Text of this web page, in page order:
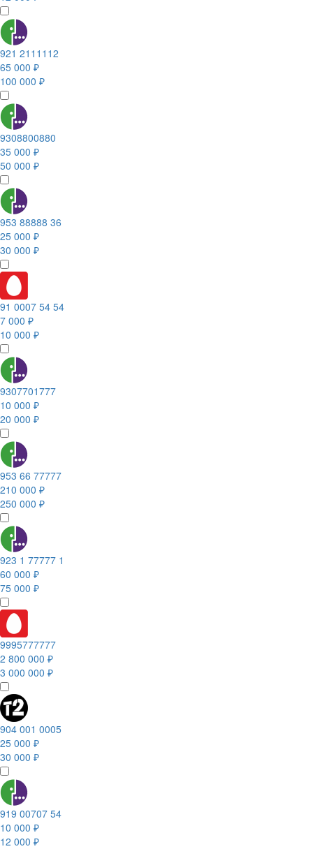
921 2111112
65 000 ₽
100 000 ₽
9308800880
35 000 ₽
50 000 ₽
953 88888 36
25 000 ₽
30 000 ₽
91 0007 54 54
7 000 ₽
10 000 ₽
9307701777
10 000 ₽
20 000 ₽
953 66 77777
210 000 ₽
250 000 ₽
923 1 77777 1
60 000 ₽
75 000 ₽
9995777777
2 800 000 ₽
3 000 000 ₽
904 001 0005
25 000 ₽
30 000 ₽
919 00707 54
10 000 ₽
12 000 ₽